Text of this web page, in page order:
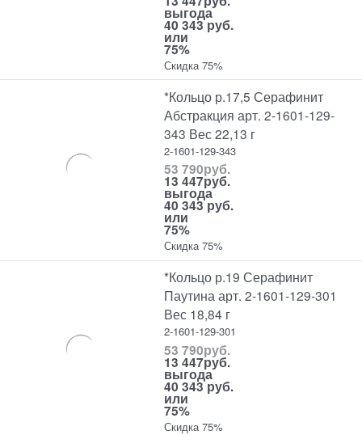
выгода
40 343 руб.
или
75%
Скидка 75%
*Кольцо р.17,5 Серафинит
Абстракция арт. 2-1601-129-
343 Вес 22,13 г
2-1601-129-343
53 790руб.
13 447руб.
выгода
40 343 руб.
или
75%
Скидка 75%
*Кольцо р.19 Серафинит
Паутина арт. 2-1601-129-301
Вес 18,84 г
2-1601-129-301
53 790руб.
13 447руб.
выгода
40 343 руб.
или
75%
Скидка 75%